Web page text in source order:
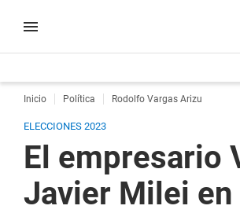
Inicio Política Rodolfo Vargas Arizu
ELECCIONES 2023
El empresario
Javier Milei en